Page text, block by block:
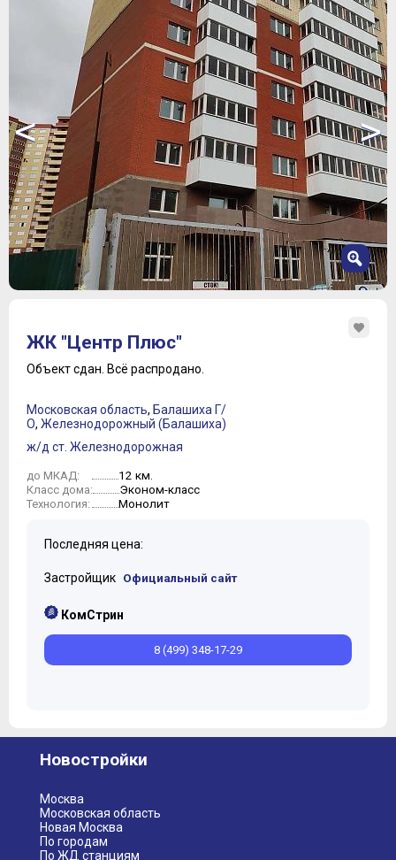
< >
3
4
6
7
ЖК "Центр Плюс"
Объект сдан. Всё распродано.
Московская область, Балашиха Г/
О, Железнодорожный (Балашиха)
ж/д ст. Железнодорожная
до МКАД: 12 км.
Класс дома: Эконом-класс
Технология: Монолит
Последняя цена:
Застройщик Официальный сайт
КомСтрин
8 (499) 348-17-29
Новостройки
Москва
Московская область
Новая Москва
По городам
По ЖД станциям